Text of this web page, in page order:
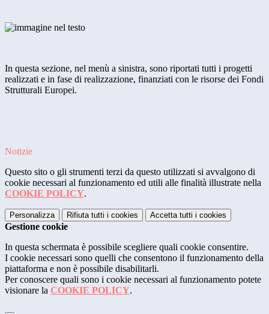
In questa sezione, nel menù a sinistra, sono riportati tutti i progetti
realizzati e in fase di realizzazione, finanziati con le risorse dei Fondi
Strutturali Europei.
Notizie
Questo sito o gli strumenti terzi da questo utilizzati si avvalgono di
cookie necessari al funzionamento ed utili alle finalità illustrate nella
COOKIE POLICY.
Personalizza Rifiuta tutti i cookies Accetta tutti i cookies
Gestione cookie
In questa schermata è possibile scegliere quali cookie consentire.
I cookie necessari sono quelli che consentono il funzionamento della
piattaforma e non è possibile disabilitarli.
Per conoscere quali sono i cookie necessari al funzionamento potete
visionare la COOKIE POLICY.